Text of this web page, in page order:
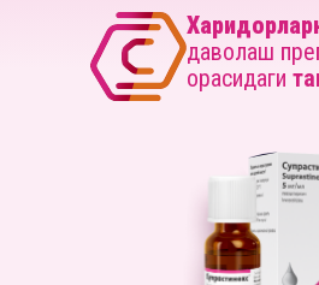
даволаш
орасидаги